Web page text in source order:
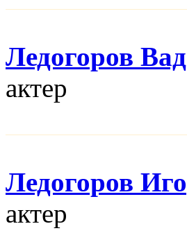
Ледогоров
актер
Ледогоров
актер